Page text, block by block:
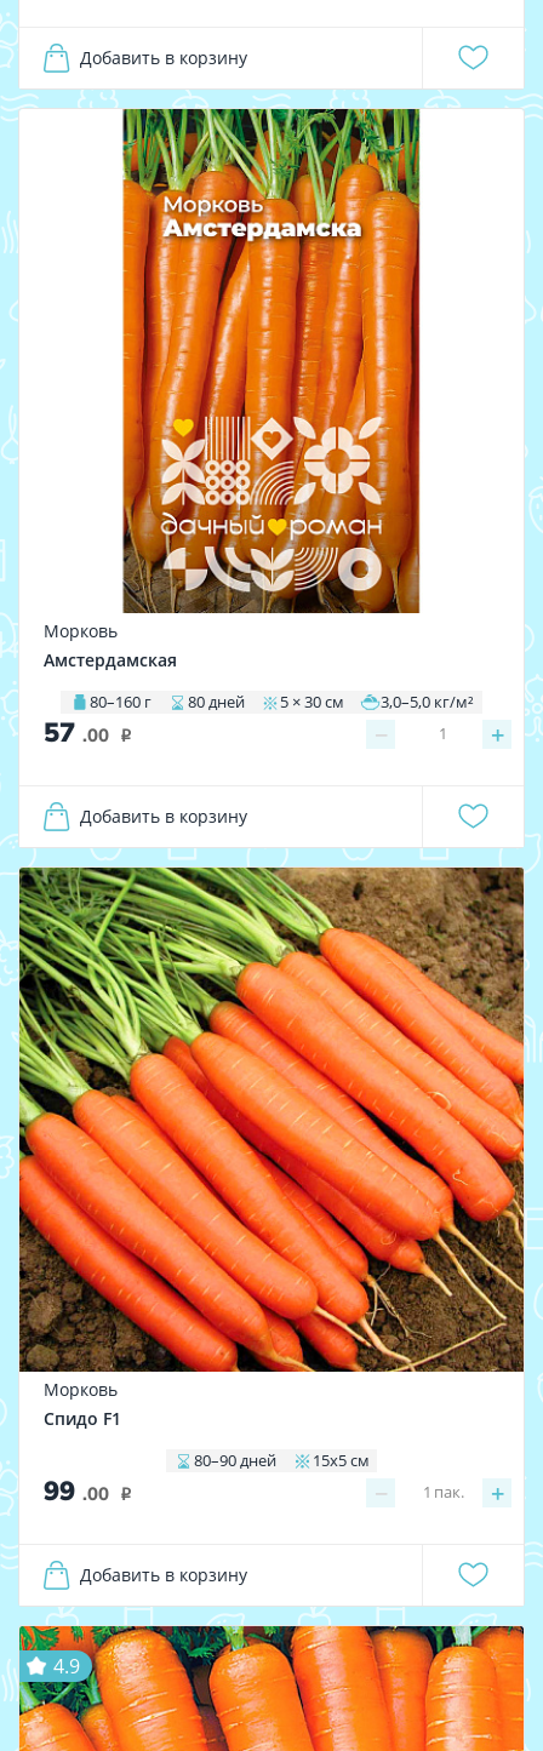
Добавить в корзину
Морковь
Амстердамская
80–160 г 80 дней 5 × 30 см 3,0–5,0 кг/м²
57 .00 i − +
1
Добавить в корзину
Морковь
Спидо F1
80–90 дней 15х5 см
99 .00 i − +
1 пак.
Добавить в корзину
4.9